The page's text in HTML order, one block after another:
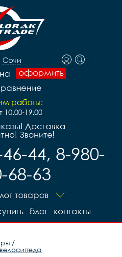
Сочи
оформить
работы:
10.00-19.00
Доставка -
Звоните!
44, 8-980-
68-63
товаров
контакты
блог
/